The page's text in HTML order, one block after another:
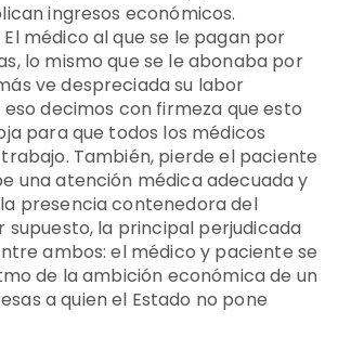
ingresos económicos.
médico al que se le pagan por
lo mismo que se le abonaba por
ve despreciada su labor
decimos con firmeza que esto
para que todos los médicos
También, pierde el paciente
una atención médica adecuada y
presencia contenedora del
supuesto, la principal perjudicada
ambos: el médico y paciente se
de la ambición económica de un
a quien el Estado no pone